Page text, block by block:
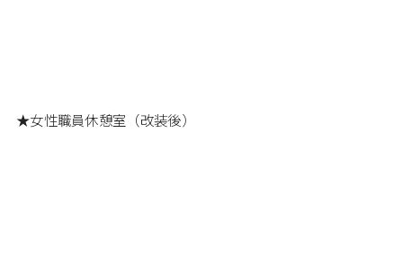
★女性職員休憩室（改装後）